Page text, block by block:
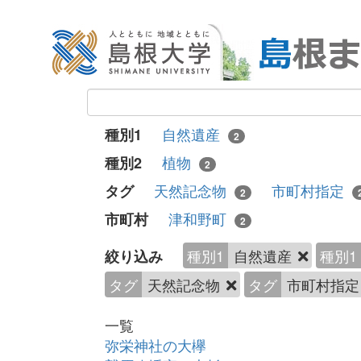
種別1 自然遺産 2
種別2 植物 2
タグ 天然記念物 2 市町村指定
市町村 津和野町 2
絞り込み 種別1 自然遺産
種別1
タグ 天然記念物 タグ 市町村指
一覧
弥栄神社の大欅